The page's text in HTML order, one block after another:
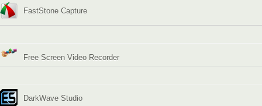
FastStone Capture
Free Screen Video Recorder
DarkWave Studio